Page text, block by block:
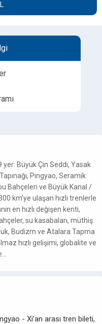
yer: Büyük Çin Seddi, Yasak
Pingyao, Seramik
Bahçeleri ve Büyük Kanal /
km’ye ulaşan hızlı trenlerle
en hızlı değişen kenti,
su kasabaları, müthiş
Budizm ve Atalara Tapma
hızlı gelişimi, globalite ve
- Xi’an arası tren bileti,